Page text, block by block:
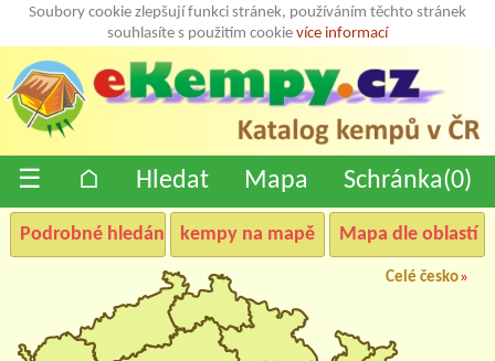
Soubory cookie zlepšují funkci stránek, používáním těchto stránek
souhlasíte s použitím cookie více informací
☰ ⌂ Hledat Mapa Schránka(0)
Podrobné hledání kempy na mapě Mapa dle oblastí
Celé česko»